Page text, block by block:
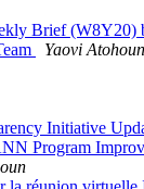
Brief (W8Y20)
Yaovi Atohoun
Initiative
Program